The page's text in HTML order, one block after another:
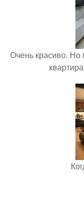
Очень красиво. Но